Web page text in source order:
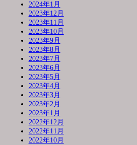
2024年1月
2023年12月
2023年11月
2023年10月
2023年9月
2023年8月
2023年7月
2023年6月
2023年5月
2023年4月
2023年3月
2023年2月
2023年1月
2022年12月
2022年11月
2022年10月